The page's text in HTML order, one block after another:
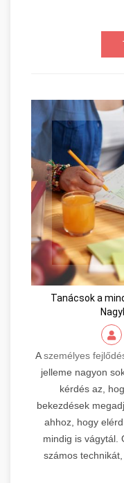
Tanácsok a
Aszemélyes
jelleme nagyon
kérdés az,
bekezdések
ahhoz, hogy
mindig is vágytál.
számos